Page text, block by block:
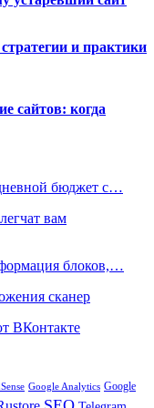
и практики
сайтов: когда
бюджет с…
вам
блоков,…
сканер
ВКонтакте
Google Analytics Google